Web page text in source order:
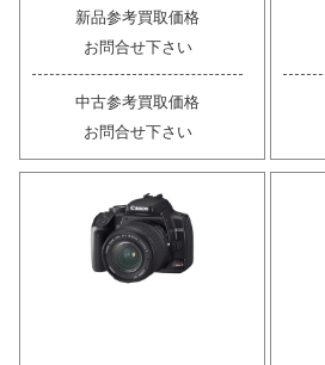
新品参考買取価格
お問合せ下さい
中古参考買取価格
お問合せ下さい